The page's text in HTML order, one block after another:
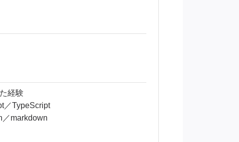
経験
／TypeScript
markdown